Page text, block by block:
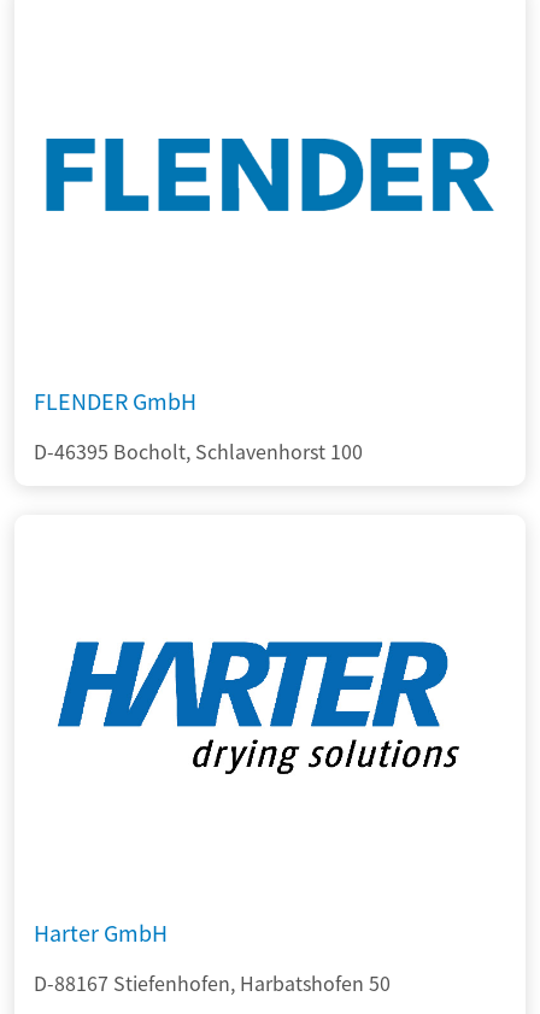
FLENDER GmbH
D-46395 Bocholt, Schlavenhorst 100
Harter GmbH
D-88167 Stiefenhofen, Harbatshofen 50